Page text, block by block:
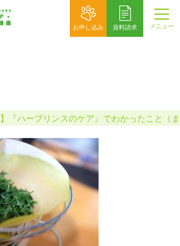
お申し込み 資料請求 メニュー
】『ハーブリンスのケア』でわかったこと（